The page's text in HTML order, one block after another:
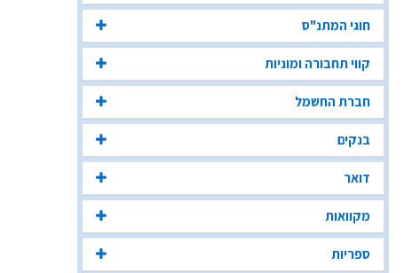
חוגי המתנ"ס
קווי תחבורה ומוניות
חברת החשמל
בנקים
דואר
מקוואות
ספריות